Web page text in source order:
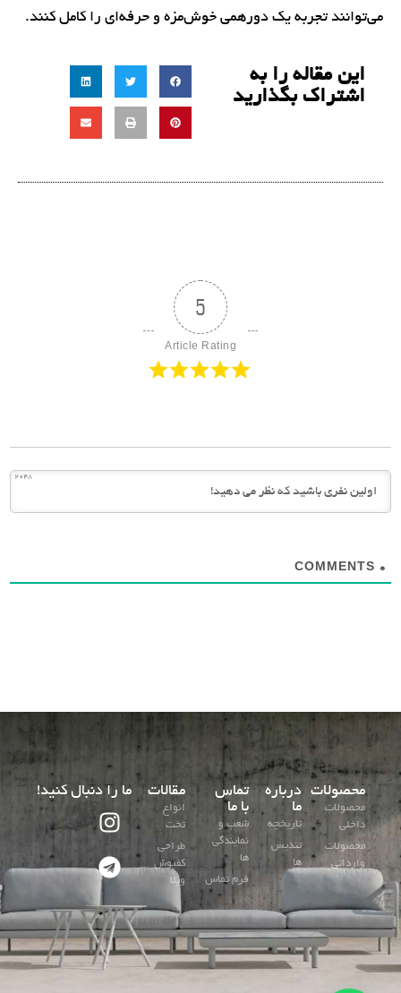
می‌توانند تجربه یک دورهمی خوش‌مزه و حرفه‌ای را کامل کنند.
این مقاله را به
اشتراک بگذارید
5
Article Rating
2048
0
محصولات
محصولات
داخلی
محصولات
وارداتی
درباره
ما
تاریخچه
تندیس
ها
تماس
با ما
شعب و
نمایندگی
ها
فرم تماس
مقالات
انواع
تخت
طراحی
کفپوش
ویلا
ما را دنبال کنید!